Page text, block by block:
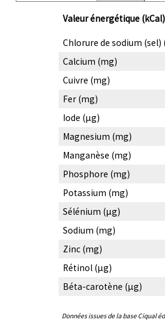
Valeur énergétique (kCal)
Chlorure de sodium (sel)
Calcium (mg)
Cuivre (mg)
Fer (mg)
Iode (µg)
Magnesium (mg)
Manganèse (mg)
Phosphore (mg)
Potassium (mg)
Sélénium (µg)
Sodium (mg)
Zinc (mg)
Rétinol (µg)
Béta-carotène (µg)
Données issues de la base Ciqual